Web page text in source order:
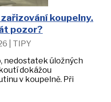
koupelny.
pozor?
| TIPY
nedostatek úložných
dokážou
v koupelně. Při